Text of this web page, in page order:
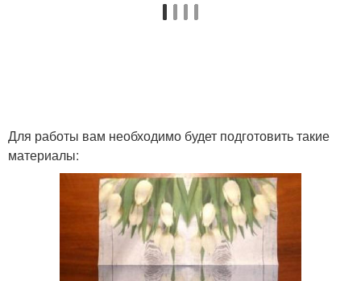
Для работы вам необходимо будет подготовить такие
материалы: